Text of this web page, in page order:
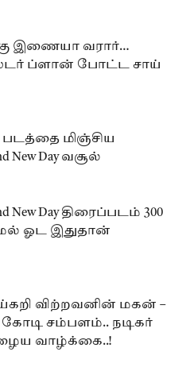
இணையா வரார்…
ப்ளான் போட்ட சாய்
மிஞ்சிய
New Day வசூல்
New Day திரைப்படம் 300
ஓட இதுதான்
விற்றவனின் மகன் –
சம்பளம்.. நடிகர்
வாழ்க்கை..!